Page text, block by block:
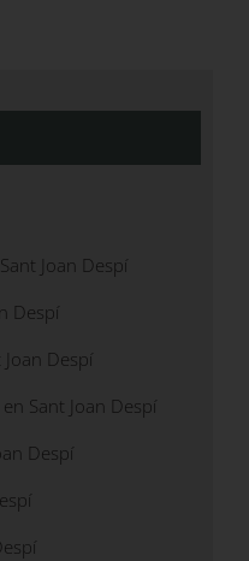
Joan Despí
Despí
Despí
Sant Joan Despí
Despí